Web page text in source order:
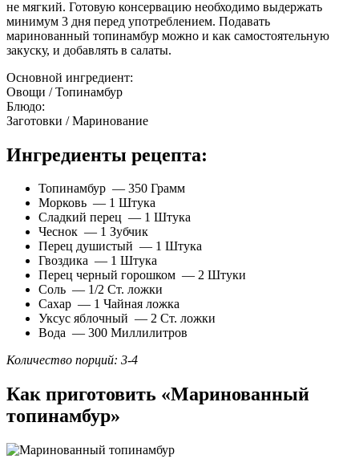
не мягкий. Готовую консервацию необходимо выдержать
минимум 3 дня перед употреблением. Подавать
маринованный топинамбур можно и как самостоятельную
закуску, и добавлять в салаты.
Основной ингредиент:
Овощи / Топинамбур
Блюдо:
Заготовки / Маринование
Ингредиенты рецепта:
Топинамбур — 350 Грамм
Морковь — 1 Штука
Сладкий перец — 1 Штука
Чеснок — 1 Зубчик
Перец душистый — 1 Штука
Гвоздика — 1 Штука
Перец черный горошком — 2 Штуки
Соль — 1/2 Ст. ложки
Сахар — 1 Чайная ложка
Уксус яблочный — 2 Ст. ложки
Вода — 300 Миллилитров
Количество порций: 3-4
Как приготовить «Маринованный
топинамбур»